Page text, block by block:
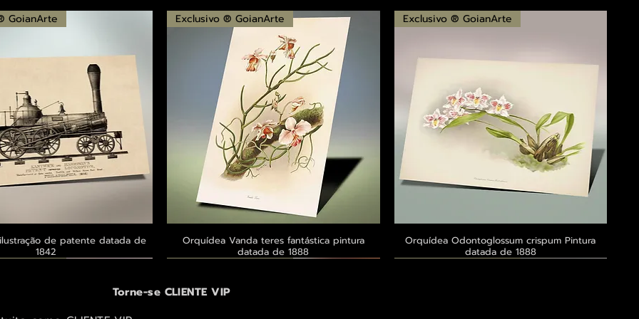
Visualização rápida
GoianArte
de patente datada de
1842
Visualização rápida
Exclusivo ® GoianArte
Orquídea Vanda teres fantástica pintura
datada de 1888
Visualização rápida
Exclusivo ® GoianArte
Orquídea Odontoglossum crispum Pintura
datada de 1888
Torne-se CLIENTE VIP